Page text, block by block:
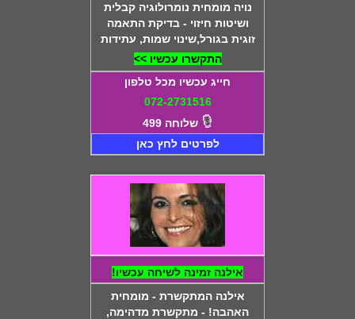
נויה מומחית נומרולוגיה קבלית
ושיטות חיזוי - בדיקת התאמה
זוגית בגורל,שינוי שמות, עתידות
התקשרו עכשיו >>
חייג עכשיו מכל טלפון
072-2731516
שלוחה 499
לפרטים לחץ כאן
אילנה זמינה לשיחה עכשיו!
אילנה המתקשרת - מומחית
האהבה! - מתקשרת מדהימה,